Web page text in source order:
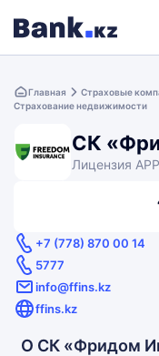
Главная Страховые
Страхование недвижимости
СК
Лицензия
+7 (778) 870 00 14
5777
info@ffins.kz
ffins.kz
О СК «Фридом